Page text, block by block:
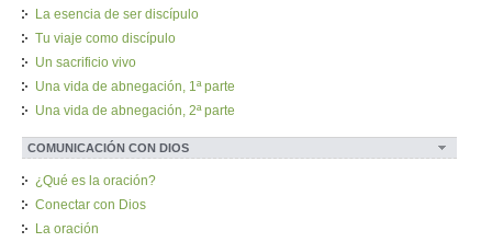
La esencia de ser discípulo
Tu viaje como discípulo
Un sacrificio vivo
Una vida de abnegación, 1ª parte
Una vida de abnegación, 2ª parte
COMUNICACIÓN CON DIOS
¿Qué es la oración?
Conectar con Dios
La oración